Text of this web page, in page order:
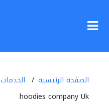
الصفحة الرئيسية الخدمات
hoodies company Uk